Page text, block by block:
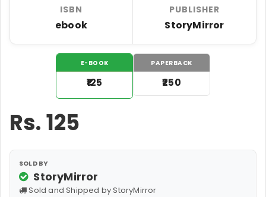
ISBN
ebook
PUBLISHER
StoryMirror
E-BOOK
₹125
PAPERBACK
₹250
Rs.125
SOLD BY
StoryMirror
Sold and Shipped by StoryMirror